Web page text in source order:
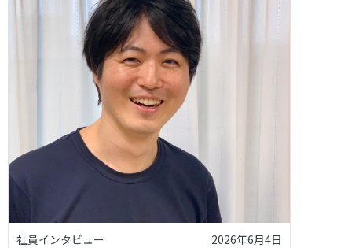
社員インタビュー 2026年6月4日